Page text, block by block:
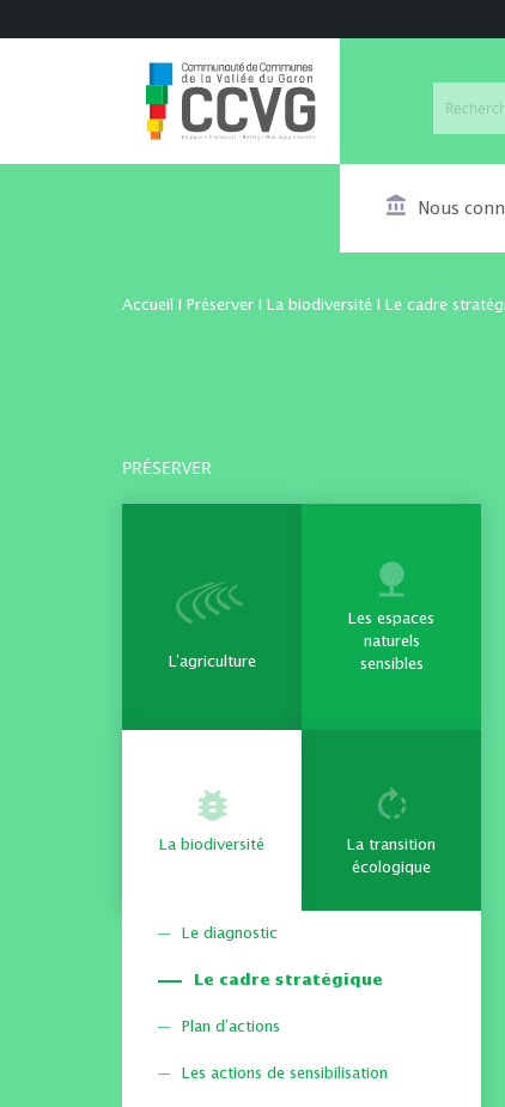
Nous
Accueil Préserver La biodiversité Le cadre
PRÉSERVER
L’agriculture
Les espaces
naturels
sensibles
La biodiversité
Le diagnostic
Le cadre stratégique
Plan d’actions
Les actions de sensibilisation
La transition
écologique